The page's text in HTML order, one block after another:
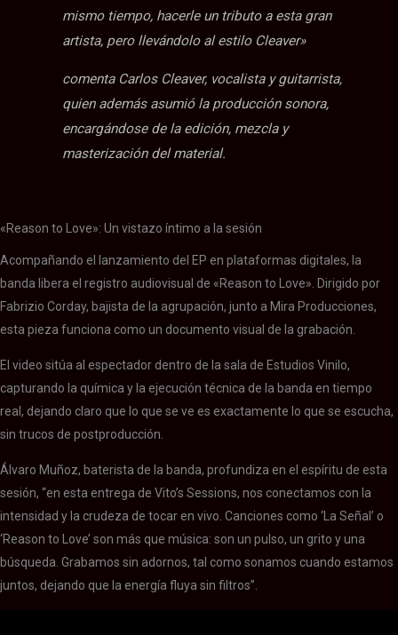
mismo tiempo, hacerle un tributo a esta gran
artista, pero llevándolo al estilo Cleaver»
comenta Carlos Cleaver, vocalista y guitarrista,
quien además asumió la producción sonora,
encargándose de la edición, mezcla y
masterización del material.
«Reason to Love»: Un vistazo íntimo a la sesión
Acompañando el lanzamiento del EP en plataformas digitales, la
banda libera el registro audiovisual de «Reason to Love». Dirigido por
Fabrizio Corday, bajista de la agrupación, junto a Mira Producciones,
esta pieza funciona como un documento visual de la grabación.
El video sitúa al espectador dentro de la sala de Estudios Vinilo,
capturando la química y la ejecución técnica de la banda en tiempo
real, dejando claro que lo que se ve es exactamente lo que se escucha,
sin trucos de postproducción.
Álvaro Muñoz, baterista de la banda, profundiza en el espíritu de esta
sesión, “en esta entrega de Vito’s Sessions, nos conectamos con la
intensidad y la crudeza de tocar en vivo. Canciones como ‘La Señal’ o
‘Reason to Love’ son más que música: son un pulso, un grito y una
búsqueda. Grabamos sin adornos, tal como sonamos cuando estamos
juntos, dejando que la energía fluya sin filtros”.